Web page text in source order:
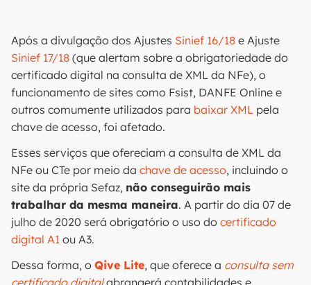
Após a divulgação dos Ajustes Sinief 16/18 e Ajuste
Sinief 17/18 (que alertam sobre a obrigatoriedade do
certificado digital na consulta de XML da NFe), o
funcionamento de sites como Fsist, DANFE Online e
outros comumente utilizados para baixar XML pela
chave de acesso, foi afetado.
Esses serviços que ofereciam a consulta de XML da
NFe ou CTe por meio da chave de acesso, incluindo o
site da própria Sefaz, não conseguirão mais
trabalhar da mesma maneira. A partir do dia 07 de
julho de 2020 será obrigatório o uso do certificado
digital A1 ou A3.
Dessa forma, o Qive Lite, que oferece a consulta sem
certificado digitalabrangerá contabilidades e